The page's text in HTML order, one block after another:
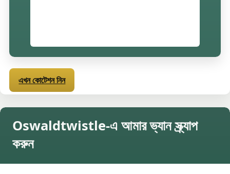
এখন কোটেশন নিন
Oswaldtwistle-এ আমার ভ্যান স্ক্র্যাপ
করুন